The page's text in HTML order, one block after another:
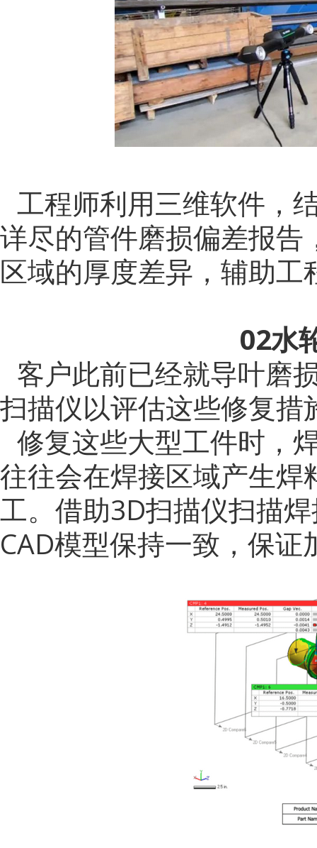
工程师利用三维软件，
详尽的管件磨损偏差报
区域的厚度差异，辅助
02水
客户此前已经就导叶磨
扫描仪以评估这些修复措
修复这些大型工件时，
往往会在焊接区域产生
工。借助3D扫描仪扫描
CAD模型保持一致，保